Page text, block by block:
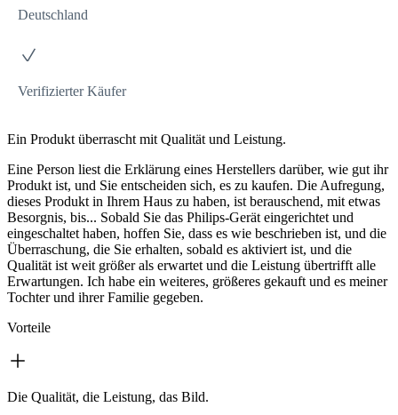
Deutschland
Verifizierter Käufer
Ein Produkt überrascht mit Qualität und Leistung.
Eine Person liest die Erklärung eines Herstellers darüber, wie gut ihr
Produkt ist, und Sie entscheiden sich, es zu kaufen. Die Aufregung,
dieses Produkt in Ihrem Haus zu haben, ist berauschend, mit etwas
Besorgnis, bis... Sobald Sie das Philips-Gerät eingerichtet und
eingeschaltet haben, hoffen Sie, dass es wie beschrieben ist, und die
Überraschung, die Sie erhalten, sobald es aktiviert ist, und die
Qualität ist weit größer als erwartet und die Leistung übertrifft alle
Erwartungen. Ich habe ein weiteres, größeres gekauft und es meiner
Tochter und ihrer Familie gegeben.
Vorteile
Die Qualität, die Leistung, das Bild.